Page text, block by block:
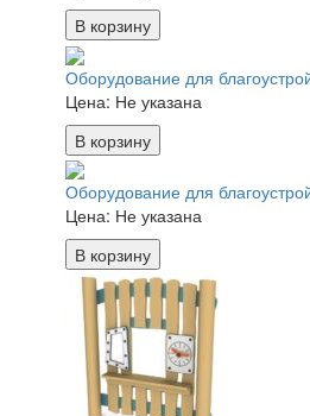
В корзину
Оборудование для
Цена: Не указана
В корзину
Оборудование для
Цена: Не указана
В корзину